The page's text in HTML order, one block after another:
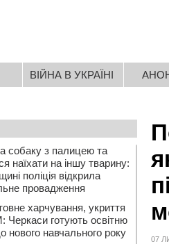
ВІЙНА В УКРАЇНІ
07
собаку з палицею та
наїхати на іншу тварину:
поліція відкрила
провадження
харчування, укриття
Черкаси готують освітню
нового навчального року